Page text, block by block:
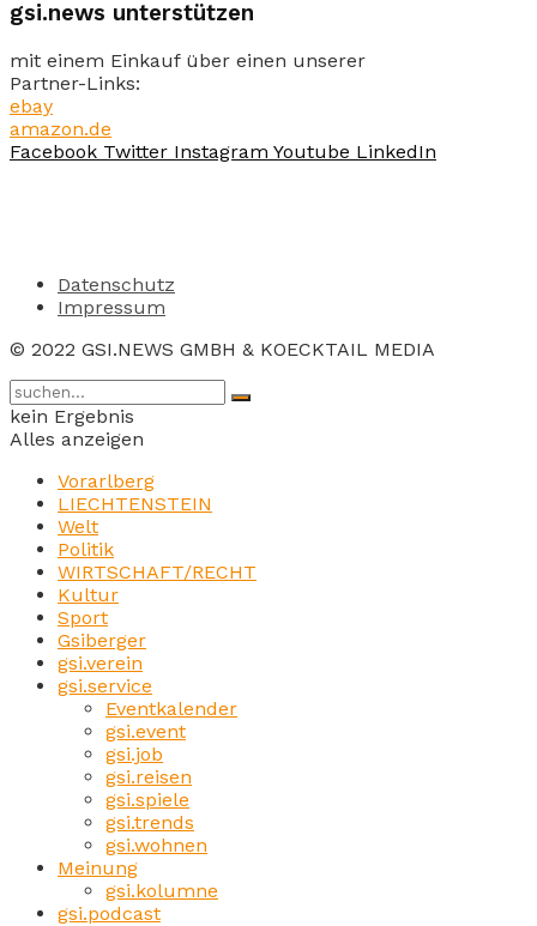
gsi.news unterstützen
mit einem Einkauf über einen unserer
Partner-Links:
ebay
amazon.de
Facebook Twitter Instagram Youtube LinkedIn
Datenschutz
Impressum
© 2022 GSI.NEWS GMBH & KOECKTAIL MEDIA
kein Ergebnis
Alles anzeigen
Vorarlberg
LIECHTENSTEIN
Welt
Politik
WIRTSCHAFT/RECHT
Kultur
Sport
Gsiberger
gsi.verein
gsi.service
Eventkalender
gsi.event
gsi.job
gsi.reisen
gsi.spiele
gsi.trends
gsi.wohnen
Meinung
gsi.kolumne
gsi.podcast